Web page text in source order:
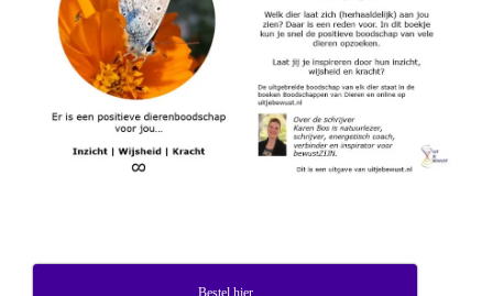
Bestel hier